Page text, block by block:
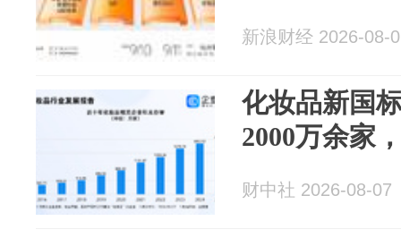
新浪财经 2026-08-
化妆品新国
2000万余家
财中社 2026-08-07